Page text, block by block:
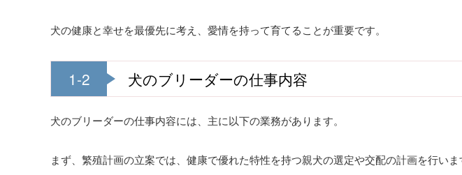
犬の健康と幸せを最優先に考え、愛情を持って育てることが重要です。
1-2 犬のブリーダーの仕事内容
犬のブリーダーの仕事内容には、主に以下の業務があります。
まず、繁殖計画の立案では、健康で優れた特性を持つ親犬の選定や交配の計画を行いま